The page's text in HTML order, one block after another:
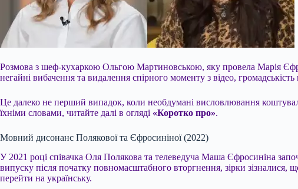
Розмова з шеф-кухаркою Ольгою Мартиновською, яку провела Марія
негайні вибачення та видалення спірного моменту з відео,
Це далеко не перший випадок, коли необдумані висловлювання
їхніми словами, читайте далі в огляді «Коротко про».
Мовний дисонанс Полякової та Єфросиніної (2022)
У 2021 році співачка Оля Полякова та телеведуча Маша Єфросиніна
випуску після початку повномасштабного вторгнення, зірки
перейти на українську.